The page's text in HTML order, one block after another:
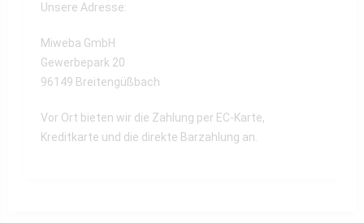
Unsere Adresse:
Miweba GmbH
Gewerbepark 20
96149 Breitengüßbach
Vor Ort bieten wir die Zahlung per EC-Karte,
Kreditkarte und die direkte Barzahlung an.